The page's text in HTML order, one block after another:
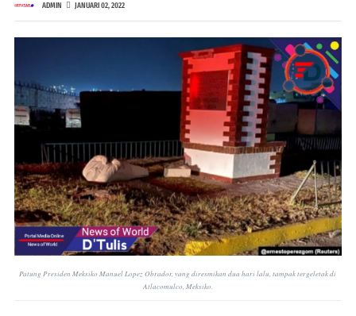
ADMIN JANUARI 02, 2022
Patung Presiden Meksiko Manuel Lopez Obrador, yang diresmikan dua hari lalu, tampak tergeletak di
Atlacomulco, Meksiko.